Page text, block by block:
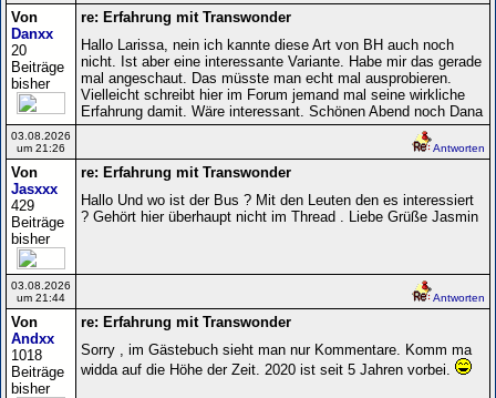
Von
Danxx
20
Beiträge
bisher
re: Erfahrung mit Transwonder
Hallo Larissa, nein ich kannte diese Art von BH auch noch
nicht. Ist aber eine interessante Variante. Habe mir das gerade
mal angeschaut. Das müsste man echt mal ausprobieren.
Vielleicht schreibt hier im Forum jemand mal seine wirkliche
Erfahrung damit. Wäre interessant. Schönen Abend noch Dana
03.08.2026
um 21:26
Antworten
Von
Jasxxx
429
Beiträge
bisher
re: Erfahrung mit Transwonder
Hallo Und wo ist der Bus ? Mit den Leuten den es interessiert
? Gehört hier überhaupt nicht im Thread . Liebe Grüße Jasmin
03.08.2026
um 21:44
Antworten
Von
Andxx
1018
Beiträge
bisher
re: Erfahrung mit Transwonder
Sorry , im Gästebuch sieht man nur Kommentare. Komm ma
widda auf die Höhe der Zeit. 2020 ist seit 5 Jahren vorbei.